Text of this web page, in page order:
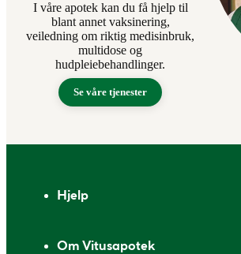
I våre apotek kan du få hjelp til
blant annet vaksinering,
veiledning om riktig medisinbruk,
multidose og
hudpleiebehandlinger.
Se våre tjenester
Hjelp
Om Vitusapotek